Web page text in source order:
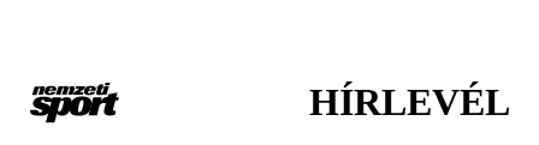
HÍRLEVÉL